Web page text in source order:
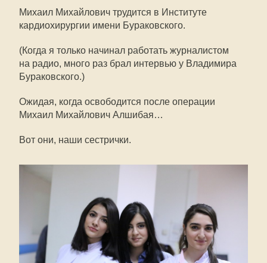
Михаил Михайлович трудится в Институте
кардиохирургии имени Бураковского.
(Когда я только начинал работать журналистом
на радио, много раз брал интервью у Владимира
Бураковского.)
Ожидая, когда освободится после операции
Михаил Михайлович Алшибая…
Вот они, наши сестрички.